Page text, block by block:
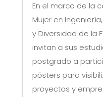
En el marco de la
Mujer en
y Diversidad de la
invitan a sus
postgrado a
pósters para
proyectos y